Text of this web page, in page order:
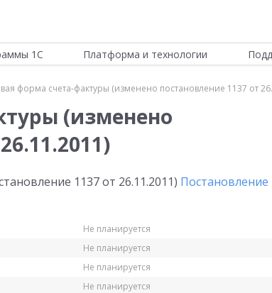
1С Платформа и технологии
форма счета-фактуры (изменено постановление 1137 от
(изменено
1137 от 26.11.2011) Постановление
Не планируется
Не планируется
Не планируется
Не планируется